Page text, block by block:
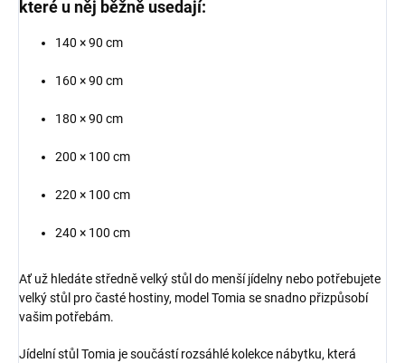
které u něj běžně usedají:
140 × 90 cm
160 × 90 cm
180 × 90 cm
200 × 100 cm
220 × 100 cm
240 × 100 cm
Ať už hledáte středně velký stůl do menší jídelny nebo potřebujete
velký stůl pro časté hostiny, model Tomia se snadno přizpůsobí
vašim potřebám.
Jídelní stůl Tomia je součástí rozsáhlé kolekce nábytku, která